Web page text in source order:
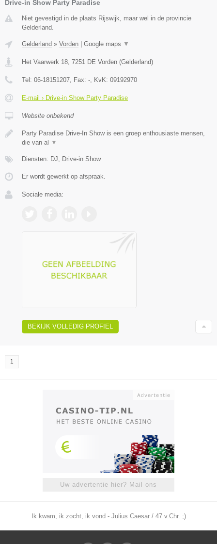
Drive-in Show Party Paradise
Niet gevestigd in de plaats Rijswijk, maar wel in de provincie
Gelderland.
Gelderland » Vorden | Google maps ▼
Het Vaarwerk 18 7251 DE Vorden (Gelderland)
Tel: 06-18151207 , Fax: - , KvK: 09192970
E-mail › Drive-in Show Party Paradise
Website onbekend
Party Paradise Drive-In Show is een groep enthousiaste mensen,
die van al ▼
Diensten: DJ, Drive-in Show
Er wordt gewerkt op afspraak.
Sociale media:
BEKIJK VOLLEDIG PROFIEL
1
Uw advertentie hier? Mail ons
Ik kwam, ik zocht, ik vond - Julius Caesar / 47 v.Chr. ;)